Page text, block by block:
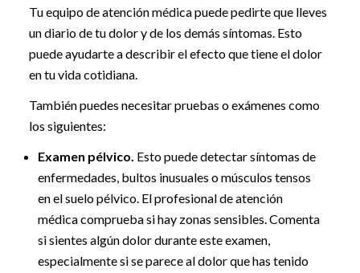
Tu equipo de atención médica puede pedirte que lleves
un diario de tu dolor y de los demás síntomas. Esto
puede ayudarte a describir el efecto que tiene el dolor
en tu vida cotidiana.
También puedes necesitar pruebas o exámenes como
los siguientes:
Examen pélvico. Esto puede detectar síntomas de
enfermedades, bultos inusuales o músculos tensos
en el suelo pélvico. El profesional de atención
médica comprueba si hay zonas sensibles. Comenta
si sientes algún dolor durante este examen,
especialmente si se parece al dolor que has tenido